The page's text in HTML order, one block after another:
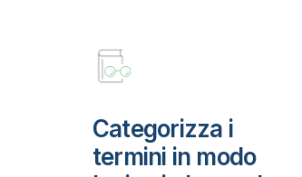
Categorizza i
termini in modo